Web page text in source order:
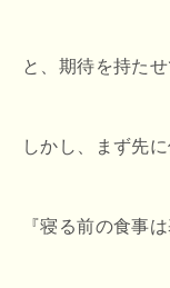
と、期待を持た
しかし、まず先
『寝る前の食事